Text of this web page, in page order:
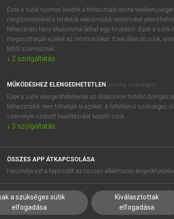
BELÉPÉS
MEGOLDÁSOK
SÚGÓ
RÓLUNK
SÜTI BEÁLLÍTÁSOK
Ezek a sütik nyomon követik a felhasználó online
megismerésével a hirdetők relevánsabb reklámokat
felhasználó hány alkalommal láthat egy hirdetést. Ezek a sütik
megoszthatják ezeket az információkat. Ezek állandó sütik,
féltől származnak.
↓ 2 szolgáltatás
MŰKÖDÉSHEZ ELENGEDHETETLEN (mindig szükséges)
Ezek a sütik elengedhetetlenek az oldalunkon történő
felhasználók nem tilthatják le azokat. A feltétlenül szükséges
személyre szabott beállításokat kezelő sütik.
↓ 3 szolgáltatás
ÖSSZES APP ÁTKAPCSOLÁSA
Használja ezt a kapcsolót az összes alkalmazás
a szükséges sütik
elfogadása
Kiválasztottak
elfogadása